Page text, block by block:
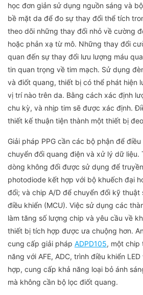
học đơn giản sử dụng nguồn sáng và
bề mặt da để đo sự thay đổi thể tích
theo dõi những thay đổi nhỏ về cường
hoặc phản xạ từ mô. Những thay đổi
quan đến sự thay đổi lưu lượng máu
tin quan trọng về tim mạch. Sử dụng
và điốt quang, thiết bị có thể phát hiện
vị trí nào trên da. Bằng cách xác định
chu kỳ, và nhịp tim sẽ được xác định.
thiết kế thuận tiện thành một thiết bị
Giải pháp PPG cần các bộ phận để
chuyển đổi quang điện và xử lý dữ liệu.
dòng không đổi được sử dụng để
photodiode kết hợp với bộ khuếch đại
đổi; và chip A/D để chuyển đổi kỹ
điều khiển (MCU). Việc sử dụng các
làm tăng số lượng chip và yêu cầu về
thiết bị tích hợp được ưa chuộng hơn.
cung cấp giải pháp ADPD105, một chip
năng với AFE, ADC, trình điều khiển
hợp, cung cấp khả năng loại bỏ ánh
mà không cần bộ lọc điốt quang.